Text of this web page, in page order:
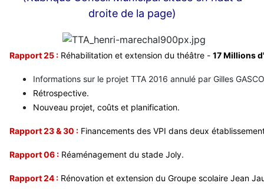
droite de la page)
Rapport 25 : Réhabilitation et extension du théâtre - 17 Millions
Informations sur le projet TTA 2016 annulé par Gilles
Rétrospective.
Nouveau projet, coûts et planification.
Rapport 23 & 30 : Financements des VPI dans deux
Rapport 06 : Réaménagement du stade Joly.
Rapport 24 : Rénovation et extension du Groupe scolaire Jean